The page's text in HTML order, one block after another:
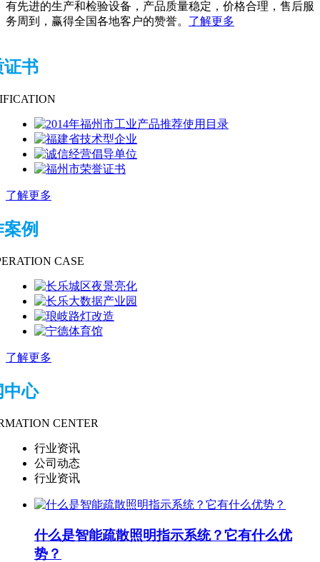
有先进的生产和检验设备，产品质量稳定，价格合理，售后服
务周到，赢得全国各地客户的赞誉。 了解更多
证书
了解更多
例
CASE
了解更多
中心
CENTER
行业资讯
公司动态
行业资讯
什么是智能疏散​照明指示系统？它有什么优
势？